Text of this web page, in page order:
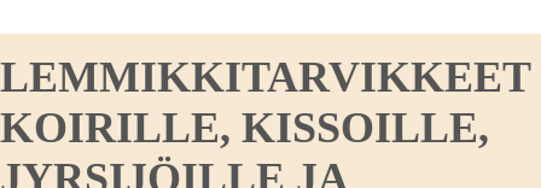
LEMMIKKITARVIKKEET
KOIRILLE, KISSOILLE,
JYRSIJÖILLE JA